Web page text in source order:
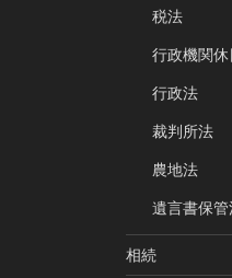
税法
行政機関休
行政法
裁判所法
農地法
遺言書保管
相続